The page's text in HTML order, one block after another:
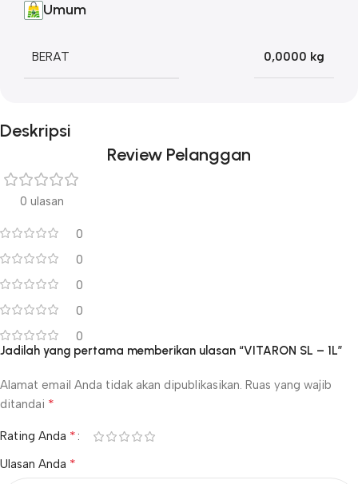
Umum
BERAT 0,0000 kg
Deskripsi
Review Pelanggan
0 ulasan
0
0
0
0
0
Jadilah yang pertama memberikan ulasan “VITARON SL – 1L”
Alamat email Anda tidak akan dipublikasikan. Ruas yang wajib
ditandai *
Rating Anda *
Ulasan Anda *